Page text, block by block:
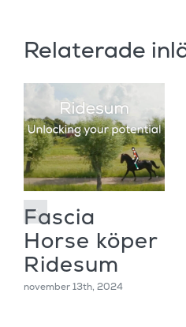
Relaterade
Fascia
Horse köper
Ridesum
november 13th, 2024